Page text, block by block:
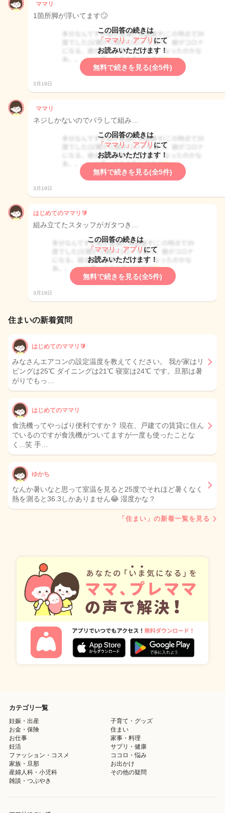
ママリ
1箇所脚が浮いてます🙄
この回答の続きは
「ママリ」アプリ にて
お読みいただけます！
無料で続きを見る(全5件)
3月19日
ママリ
ネジしかないのでバラして組み…
この回答の続きは
「ママリ」アプリ にて
お読みいただけます！
無料で続きを見る(全5件)
3月19日
はじめてのママリ🔰
組み立てたスタッフがガタつき…
この回答の続きは
「ママリ」アプリ にて
お読みいただけます！
無料で続きを見る(全5件)
3月19日
住まいの新着質問
はじめてのママリ🔰
みなさんエアコンの設定温度を教えてください。 我が家はリ
ビングは25℃ ダイニングは21℃ 寝室は24℃ です。旦那は暑
がりでもっ…
はじめてのママリ
食洗機ってやっぱり便利ですか？ 現在、戸建ての賃貸に住ん
でいるのですが食洗機がついてますが一度も使ったことな
く...笑 手…
ゆかち
なんか暑いなと思って室温を見ると25度でそれほど暑くなく
熱を測ると36.3しかありません😂 湿度かな？
「住まい」の新着一覧を見る
カテゴリ一覧
妊娠・出産
子育て・グッズ
お金・保険
住まい
お仕事
家事・料理
妊活
サプリ・健康
ファッション・コスメ
ココロ・悩み
家族・旦那
お出かけ
産婦人科・小児科
その他の疑問
雑談・つぶやき